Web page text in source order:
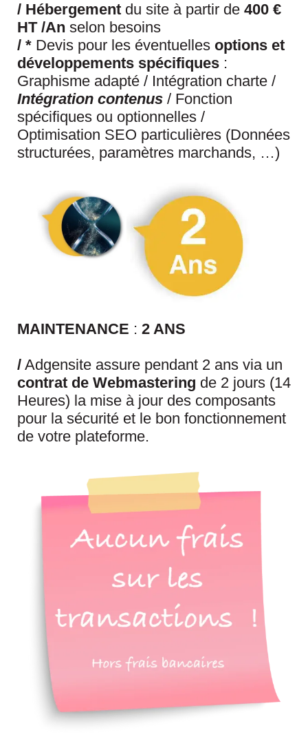
/ Hébergement du site à partir de 400 €
HT /An selon besoins
/ * Devis pour les éventuelles options et
développements spécifiques :
Graphisme adapté / Intégration charte /
Intégration contenus / Fonction
spécifiques ou optionnelles /
Optimisation SEO particulières (Données
structurées, paramètres marchands, …)
MAINTENANCE : 2 ANS
/ Adgensite assure pendant 2 ans via un
contrat de Webmastering de 2 jours (14
Heures) la mise à jour des composants
pour la sécurité et le bon fonctionnement
de votre plateforme.